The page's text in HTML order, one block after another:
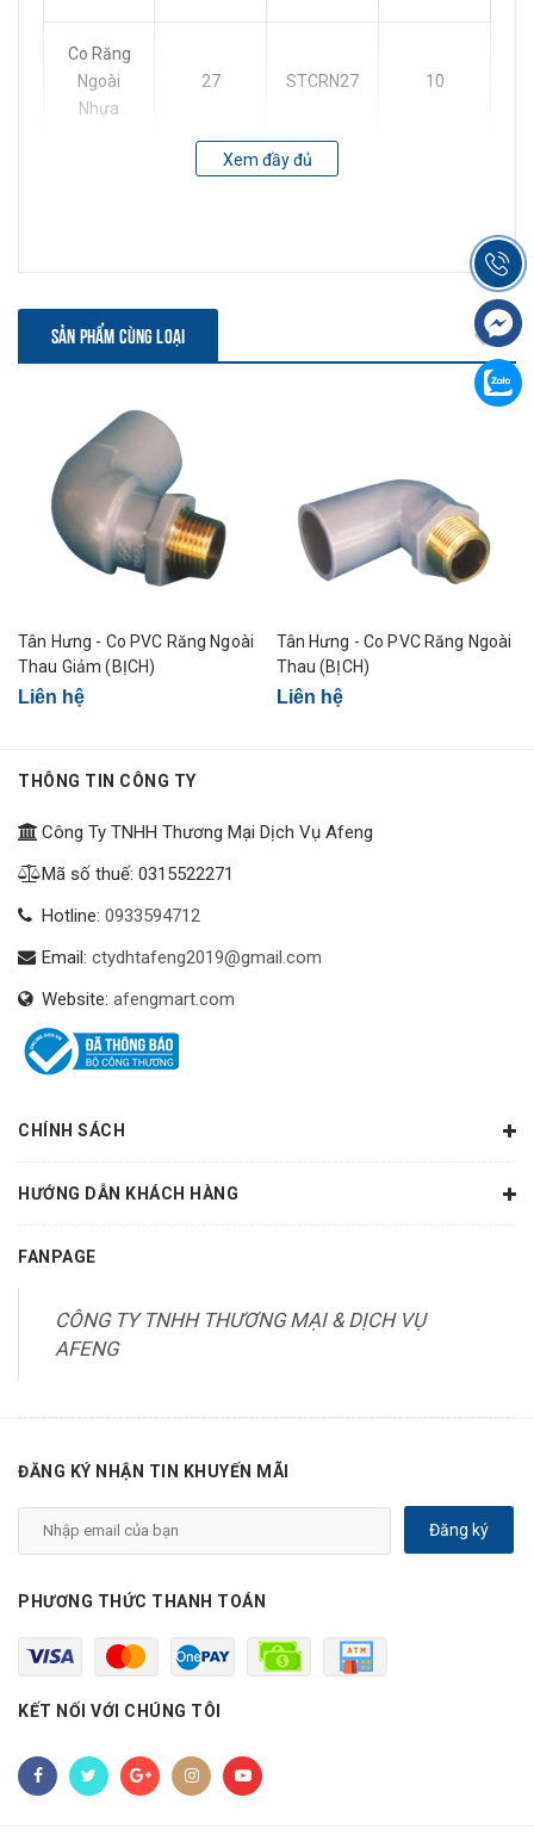
Co Răng
Ngoài
Nhựa
27 STCRN27 10
Nhựa
Ngoài
Nhựa
Xem đầy đủ
SẢN PHẨM CÙNG LOẠI
Tân Hưng - Co PVC Răng Ngoài
Thau Giảm (BỊCH)
Liên hệ
Tân Hưng - Co PVC Răng Ngoài
Thau (BỊCH)
Liên hệ
THÔNG TIN CÔNG TY
Công Ty TNHH Thương Mại Dịch Vụ Afeng
Mã số thuế: 0315522271
Hotline: 0933594712
Email: ctydhtafeng2019@gmail.com
Website: afengmart.com
CHÍNH SÁCH
HƯỚNG DẪN KHÁCH HÀNG
FANPAGE
CÔNG TY TNHH THƯƠNG MẠI & DỊCH VỤ
AFENG
ĐĂNG KÝ NHẬN TIN KHUYẾN MÃI
Đăng ký
PHƯƠNG THỨC THANH TOÁN
KẾT NỐI VỚI CHÚNG TÔI